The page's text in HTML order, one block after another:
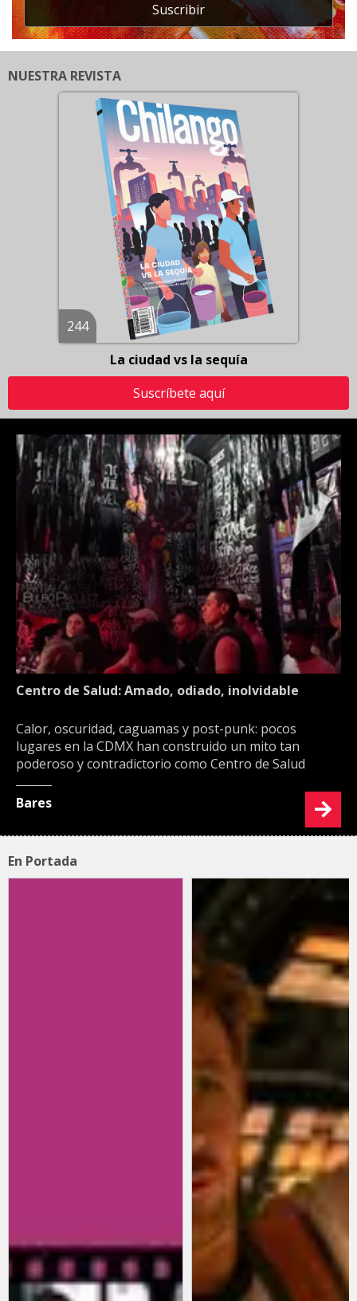
Suscribir
NUESTRA REVISTA
244
La ciudad vs la sequía
Suscríbete aquí
Centro de Salud: Amado, odiado, inolvidable
Calor, oscuridad, caguamas y post-punk: pocos
lugares en la CDMX han construido un mito tan
poderoso y contradictorio como Centro de Salud
Bares
En Portada